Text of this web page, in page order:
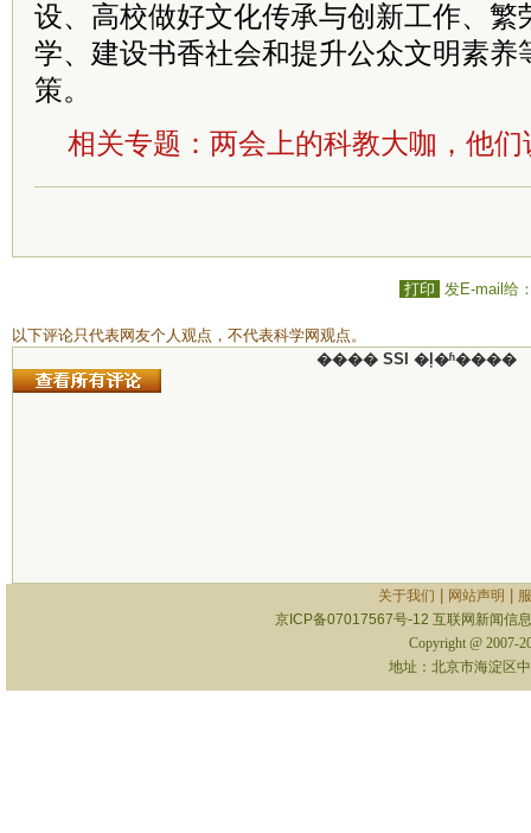
设、高校做好文化传承与创新工作、繁
学、建设书香社会和提升公众文明素养
策。
相关专题： 两会上的科教大咖，他们
打印 发E-mail给
以下评论只代表网友个人观点，不代表科学网观点。
���� SSI �ļ�ʱ����
关于我们 网站声明
京ICP备07017567号-12 互联网新闻信
Copyright @ 2007-
地址：北京市海淀区